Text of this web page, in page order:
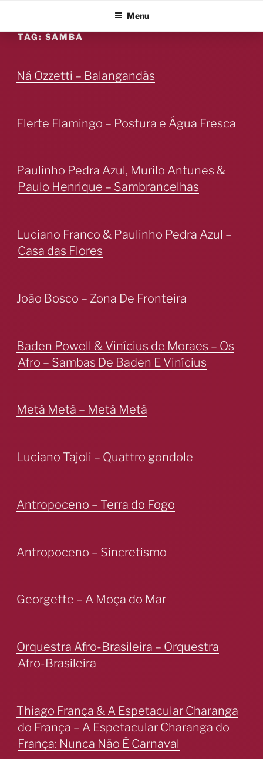
content
ALBUM BLITZMenu
TAG: SAMBA
Ná Ozzetti – Balangandãs
Flerte Flamingo – Postura e Água Fresca
Paulinho Pedra Azul, Murilo Antunes &
Paulo Henrique – Sambrancelhas
Luciano Franco & Paulinho Pedra Azul –
Casa das Flores
João Bosco – Zona De Fronteira
Baden Powell & Vinícius de Moraes – Os
Afro – Sambas De Baden E Vinícius
Metá Metá – Metá Metá
Luciano Tajoli – Quattro gondole
Antropoceno – Terra do Fogo
Antropoceno – Sincretismo
Georgette – A Moça do Mar
Orquestra Afro-Brasileira – Orquestra
Afro-Brasileira
Thiago França & A Espetacular Charanga
do França – A Espetacular Charanga do
França: Nunca Não É Carnaval